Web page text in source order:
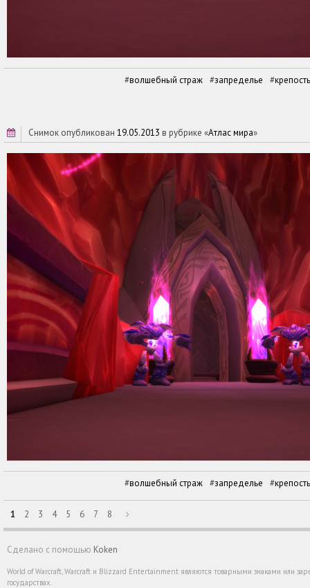
волшебный страж запределье
снимок опубликован 19.05.2013 в рубрике «Атлас мира»
волшебный страж запределье
1 2 3 4 5 6 7 8 
Сделано с помощью Koken
World of Warcraft, Warcraft и Blizzard Entertainment являются товарными знаками или
государствах.